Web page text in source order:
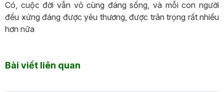
Có, cuộc đời vẫn vô cùng đáng sống, và mỗi con người
đều xứng đáng được yêu thương, được trân trọng rất nhiều
hơn nữa
Bài viết liên quan